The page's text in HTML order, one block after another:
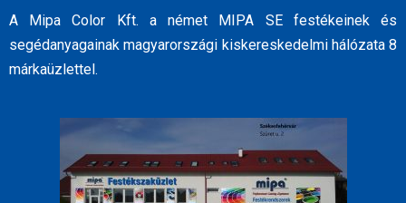
A Mipa Color Kft. a német MIPA SE festékeinek és
segédanyagainak magyarországi kiskereskedelmi hálózata 8
márkaüzlettel.